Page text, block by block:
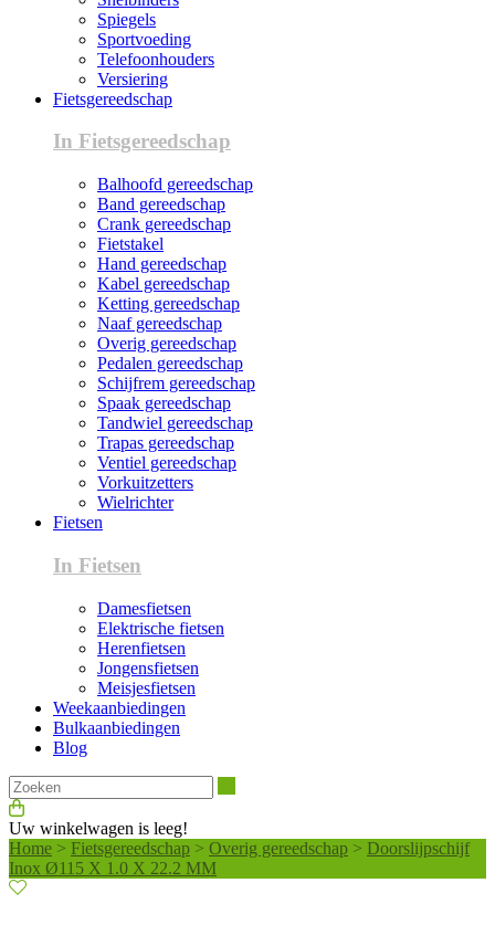
Spiegels
Sportvoeding
Telefoonhouders
Versiering
Fietsgereedschap
In Fietsgereedschap
Balhoofd gereedschap
Band gereedschap
Crank gereedschap
Fietstakel
Hand gereedschap
Kabel gereedschap
Ketting gereedschap
Naaf gereedschap
Overig gereedschap
Pedalen gereedschap
Schijfrem gereedschap
Spaak gereedschap
Tandwiel gereedschap
Trapas gereedschap
Ventiel gereedschap
Vorkuitzetters
Wielrichter
Fietsen
In Fietsen
Damesfietsen
Elektrische fietsen
Herenfietsen
Jongensfietsen
Meisjesfietsen
Weekaanbiedingen
Bulkaanbiedingen
Blog
Uw winkelwagen is leeg!
Home > Fietsgereedschap > Overig gereedschap > Doorslijpschijf
Inox Ø115 X 1.0 X 22.2 MM